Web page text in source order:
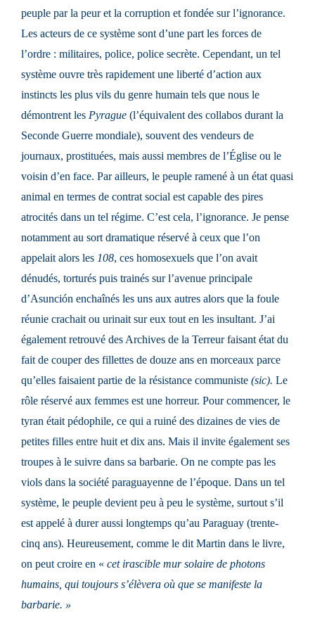
peuple par la peur et la corruption et fondée sur l’ignorance.
Les acteurs de ce système sont d’une part les forces de
l’ordre : militaires, police, police secrète. Cependant, un tel
système ouvre très rapidement une liberté d’action aux
instincts les plus vils du genre humain tels que nous le
démontrent les Pyrague (l’équivalent des collabos durant la
Seconde Guerre mondiale), souvent des vendeurs de
journaux, prostituées, mais aussi membres de l’Église ou le
voisin d’en face. Par ailleurs, le peuple ramené à un état quasi
animal en termes de contrat social est capable des pires
atrocités dans un tel régime. C’est cela, l’ignorance. Je pense
notamment au sort dramatique réservé à ceux que l’on
appelait alors les 108, ces homosexuels que l’on avait
dénudés, torturés puis trainés sur l’avenue principale
d’Asunción enchaînés les uns aux autres alors que la foule
réunie crachait ou urinait sur eux tout en les insultant. J’ai
également retrouvé des Archives de la Terreur faisant état du
fait de couper des fillettes de douze ans en morceaux parce
qu’elles faisaient partie de la résistance communiste (sic). Le
rôle réservé aux femmes est une horreur. Pour commencer, le
tyran était pédophile, ce qui a ruiné des dizaines de vies de
petites filles entre huit et dix ans. Mais il invite également ses
troupes à le suivre dans sa barbarie. On ne compte pas les
viols dans la société paraguayenne de l’époque. Dans un tel
système, le peuple devient peu à peu le système, surtout s’il
est appelé à durer aussi longtemps qu’au Paraguay (trente-
cinq ans). Heureusement, comme le dit Martin dans le livre,
on peut croire en « cet irascible mur solaire de photons
humains, qui toujours s’élèvera où que se manifeste la
barbarie. »